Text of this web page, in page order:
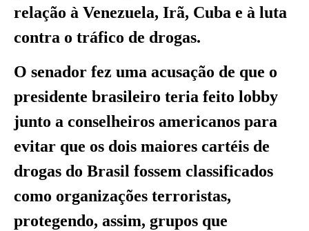
relação à Venezuela, Irã, Cuba e à luta
contra o tráfico de drogas.
O senador fez uma acusação de que o
presidente brasileiro teria feito lobby
junto a conselheiros americanos para
evitar que os dois maiores cartéis de
drogas do Brasil fossem classificados
como organizações terroristas,
protegendo, assim, grupos que